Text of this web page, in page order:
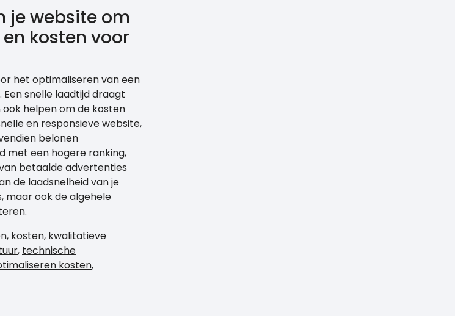
je website om
kosten voor
het optimaliseren van een
snelle laadtijd draagt
helpen om de kosten
en responsieve website,
belonen
met een hogere ranking,
betaalde advertenties
de laadsnelheid van je
maar ook de algehele
, kosten, kwalitatieve
, technische
kosten,